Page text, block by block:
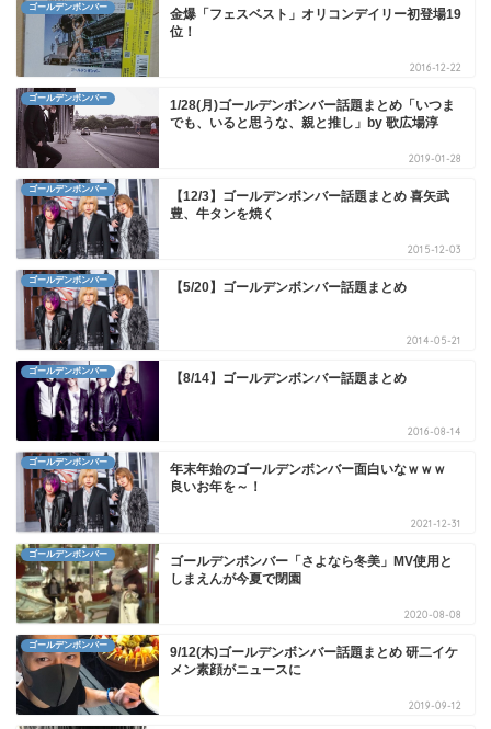
ゴールデンボンバー
金爆「フェスベスト」オリコンデイリー初登場19
位！
2016-12-22
ゴールデンボンバー
1/28(月)ゴールデンボンバー話題まとめ「いつま
でも、いると思うな、親と推し」by 歌広場淳
2019-01-28
ゴールデンボンバー
【12/3】ゴールデンボンバー話題まとめ 喜矢武
豊、牛タンを焼く
2015-12-03
ゴールデンボンバー 【5/20】ゴールデンボンバー話題まとめ
2014-05-21
ゴールデンボンバー 【8/14】ゴールデンボンバー話題まとめ
2016-08-14
ゴールデンボンバー
年末年始のゴールデンボンバー面白いなｗｗｗ
良いお年を～！
2021-12-31
ゴールデンボンバー
ゴールデンボンバー「さよなら冬美」MV使用と
しまえんが今夏で閉園
2020-08-08
ゴールデンボンバー
9/12(木)ゴールデンボンバー話題まとめ 研二イケ
メン素顔がニュースに
2019-09-12